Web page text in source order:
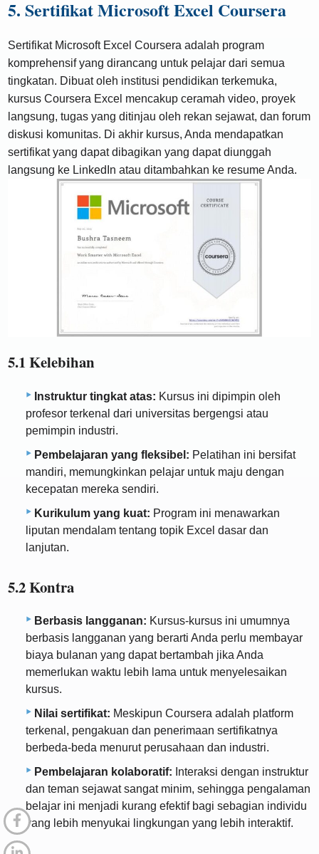
5. Sertifikat Microsoft Excel Coursera
Sertifikat Microsoft Excel Coursera adalah program
komprehensif yang dirancang untuk pelajar dari semua
tingkatan. Dibuat oleh institusi pendidikan terkemuka,
kursus Coursera Excel mencakup ceramah video, proyek
langsung, tugas yang ditinjau oleh rekan sejawat, dan forum
diskusi komunitas. Di akhir kursus, Anda mendapatkan
sertifikat yang dapat dibagikan yang dapat diunggah
langsung ke LinkedIn atau ditambahkan ke resume Anda.
5.1 Kelebihan
Instruktur tingkat atas: Kursus ini dipimpin oleh
profesor terkenal dari universitas bergengsi atau
pemimpin industri.
Pembelajaran yang fleksibel: Pelatihan ini bersifat
mandiri, memungkinkan pelajar untuk maju dengan
kecepatan mereka sendiri.
Kurikulum yang kuat: Program ini menawarkan
liputan mendalam tentang topik Excel dasar dan
lanjutan.
5.2 Kontra
Berbasis langganan: Kursus-kursus ini umumnya
berbasis langganan yang berarti Anda perlu membayar
biaya bulanan yang dapat bertambah jika Anda
memerlukan waktu lebih lama untuk menyelesaikan
kursus.
Nilai sertifikat: Meskipun Coursera adalah platform
terkenal, pengakuan dan penerimaan sertifikatnya
berbeda-beda menurut perusahaan dan industri.
Pembelajaran kolaboratif: Interaksi dengan instruktur
dan teman sejawat sangat minim, sehingga pengalaman
belajar ini menjadi kurang efektif bagi sebagian individu
yang lebih menyukai lingkungan yang lebih interaktif.